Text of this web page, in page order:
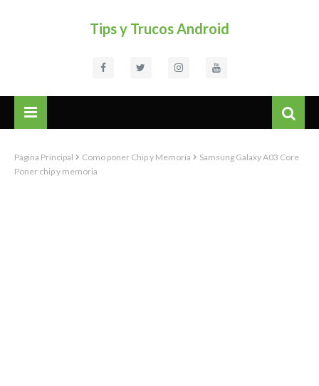
Tips y Trucos Android
Página Principal Como poner Chip y Memoria
Samsung Galaxy A03 Core
Poner chip y memoria